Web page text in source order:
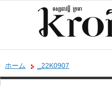
ホーム _22K0907